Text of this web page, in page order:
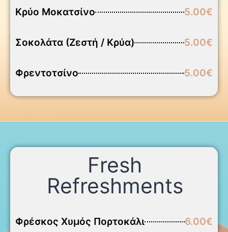
Κρύο Μοκατσίνο 5.00€
Σοκολάτα (Ζεστή / Κρύα) 5.00€
Φρεντοτσίνο 5.00€
Fresh
Refreshments
Φρέσκος Χυμός Πορτοκάλι 6.00€